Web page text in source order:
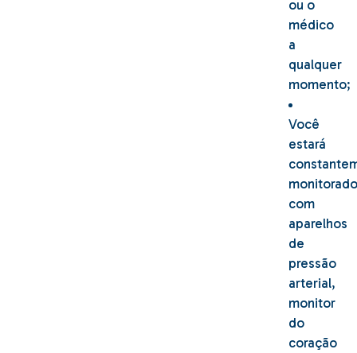
ou o
médico
a
qualquer
momento;
Você
estará
monitorado
com
aparelhos
de
pressão
arterial,
monitor
do
coração